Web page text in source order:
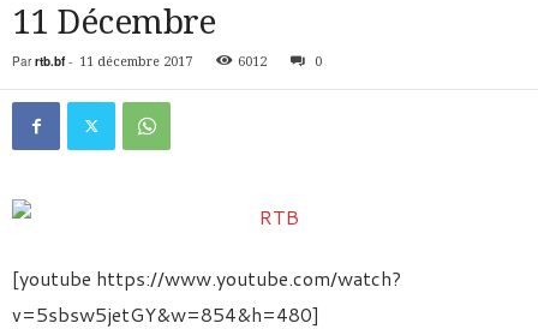
11 Décembre
Par rtb.bf- 11 décembre 2017 6012 0
[youtube https://www.youtube.com/watch?
v=5sbsw5jetGY&w=854&h=480]